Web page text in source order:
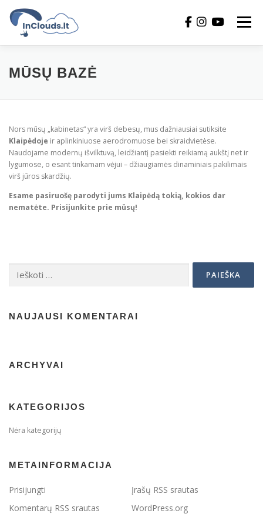
prie
turinio
Meniu
KAS MES? KONTAKTAI
TAPKITE REMĖJU
MŪSŲ BAZĖ
Nors mūsų „kabinetas“ yra virš debesų, mus dažniausiai sutiksite
Klaipėdoje ir aplinkiniuose aerodromuose bei skraidvietėse.
Naudojame modernų išvilktuvą, leidžiantį pasiekti reikiamą aukštį net ir
lygumose, o esant tinkamam vėjui – džiaugiamės dinaminiais pakilimais
virš jūros skardžių.
Esame pasiruošę parodyti jums Klaipėdą tokią, kokios dar
nematėte. Prisijunkite prie mūsų!
NAUJAUSI KOMENTARAI
ARCHYVAI
KATEGORIJOS
Nėra kategorijų
METAINFORMACIJA
Prisijungti
Įrašų RSS srautas
Komentarų RSS srautas
WordPress.org